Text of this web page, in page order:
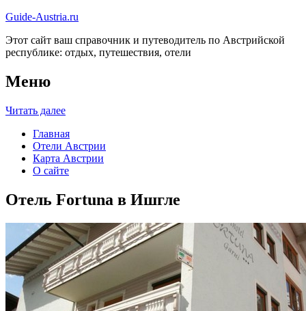
Guide-Austria.ru
Этот сайт ваш справочник и путеводитель по Австрийской
республике: отдых, путешествия, отели
Меню
Читать далее
Главная
Отели Австрии
Карта Австрии
О сайте
Отель Fortuna в Ишгле